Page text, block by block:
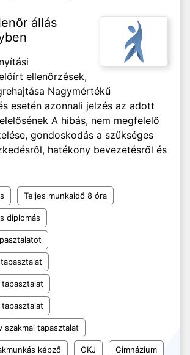
állás
ellenőrzések,
Nagymértékű
esetén azonnali jelzés az adott
A hibás, nem megfelelő
gondoskodás a szükséges
hatékony bevezetésről és
Teljes munkaidő 8 óra
diplomás
szakmai tapasztalat
képző OKJ Gimnázium